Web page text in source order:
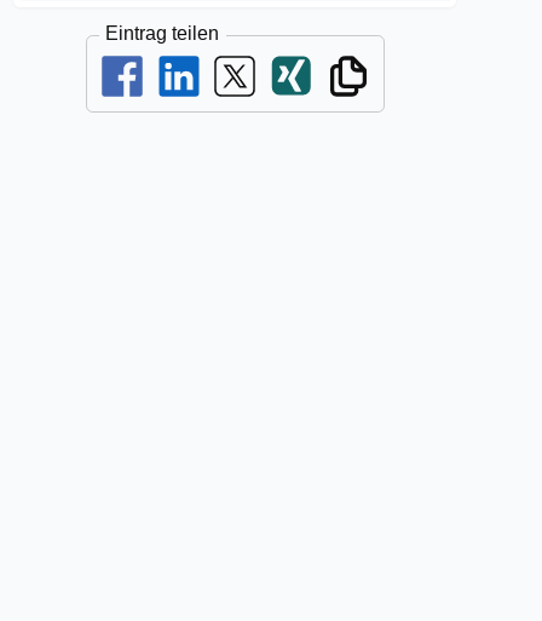
Eintrag teilen